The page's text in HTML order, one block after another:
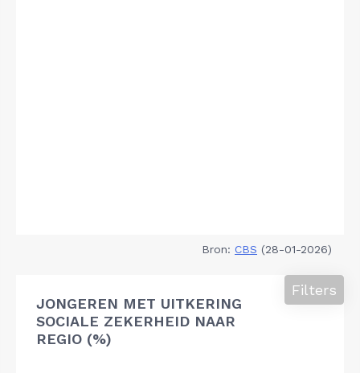
Bron: CBS (28-01-2026)
JONGEREN MET UITKERING
SOCIALE ZEKERHEID NAAR
REGIO (%)
Filters